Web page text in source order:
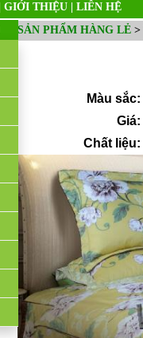
GIỚI THIỆU
LIÊN HỆ
SẢN PHẨM HÀNG LẺ >
Màu sắc:
Giá:
Chất liệu: